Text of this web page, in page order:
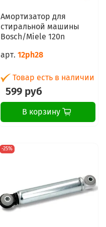
Амортизатор для
стиральной машины
Bosch/Miele 120n
арт. 12ph28
Товар есть в наличии
599 руб
В корзину
-25%